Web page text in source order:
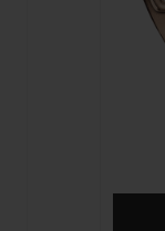
配送日数